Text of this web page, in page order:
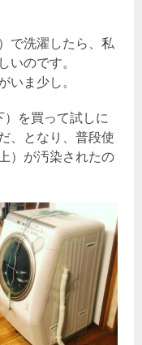
で洗濯したら、私
いのです。
いま少し。
を買って試しに
、となり、普段使
）が汚染されたの